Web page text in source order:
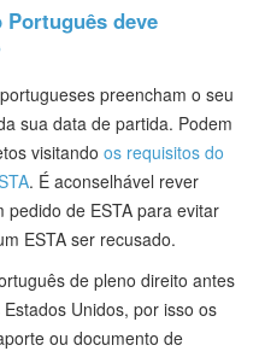
Português deve
preencham o seu
sua data de partida. Podem
visitando os requisitos do
. É aconselhável rever
de ESTA para evitar
ESTA ser recusado.
de pleno direito antes
Unidos, por isso os
ou documento de